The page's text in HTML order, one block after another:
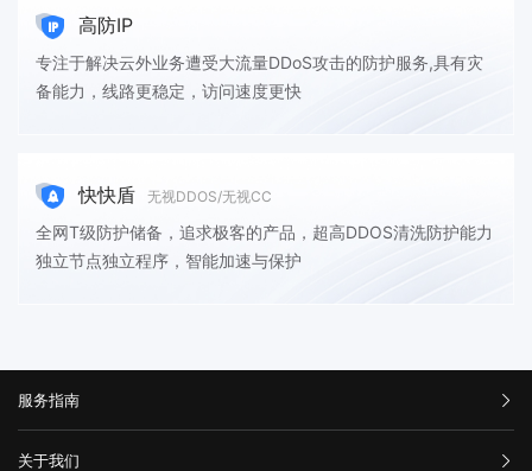
高防IP
专注于解决云外业务遭受大流量DDoS攻击的防护服务,具有灾
备能力，线路更稳定，访问速度更快
快快盾 无视DDOS/无视CC
全网T级防护储备，追求极客的产品，超高DDOS清洗防护能力
独立节点独立程序，智能加速与保护
服务指南
汇款信息
关于我们